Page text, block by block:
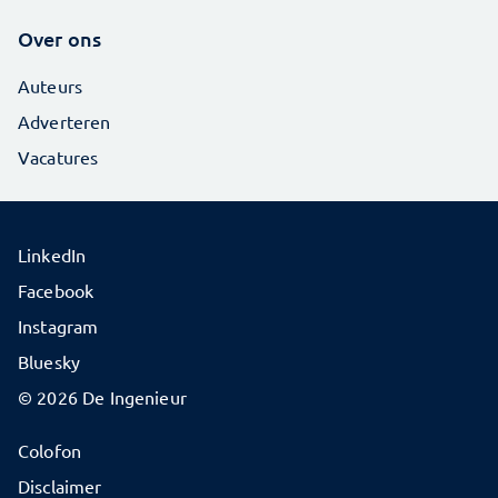
Over ons
Auteurs
Adverteren
Vacatures
© 2026 De Ingenieur
Colofon
Disclaimer
LinkedIn
Facebook
Instagram
Bluesky